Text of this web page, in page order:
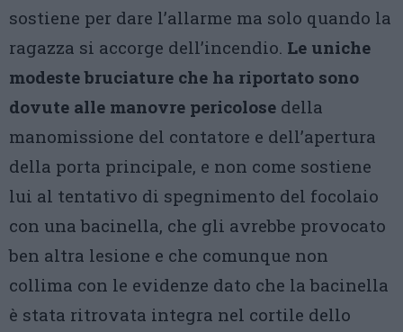
sostiene per dare l’allarme ma solo quando la
ragazza si accorge dell’incendio. Le uniche
modeste bruciature che ha riportato sono
dovute alle manovre pericolose della
manomissione del contatore e dell’apertura
della porta principale, e non come sostiene
lui al tentativo di spegnimento del focolaio
con una bacinella, che gli avrebbe provocato
ben altra lesione e che comunque non
collima con le evidenze dato che la bacinella
è stata ritrovata integra nel cortile dello